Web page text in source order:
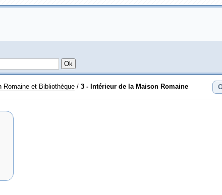
Romaine et Bibliothèque/ 3 - Intérieur de la Maison Romaine